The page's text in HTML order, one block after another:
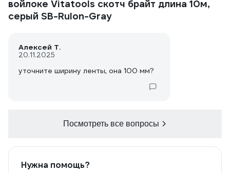
войлоке Vitatools скотч брайт длина 10м,
серый SB-Rulon-Gray
Алексей Т.
20.11.2025
уточните ширину ленты, она 100 мм?
Посмотреть все вопросы
Нужна помощь?